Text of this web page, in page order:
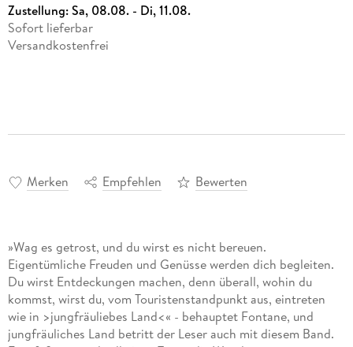
Zustellung:Sa, 08.08. - Di, 11.08.
Sofort lieferbar
Versandkostenfrei
Merken Empfehlen Bewerten
»Wag es getrost, und du wirst es nicht bereuen.
Eigentümliche Freuden und Genüsse werden dich begleiten.
Du wirst Entdeckungen machen, denn überall, wohin du
kommst, wirst du, vom Touristenstandpunkt aus, eintreten
wie in >jungfräuliebes Land<« - behauptet Fontane, und
jungfräuliches Land betritt der Leser auch mit diesem Band.